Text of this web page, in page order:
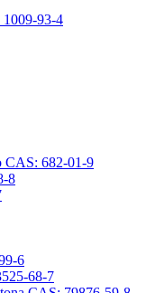
93-4
CAS: 682-01-9
8
6
68-7